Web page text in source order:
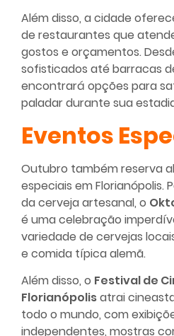
Além disso, a cidade
de restaurantes que
gostos e orçamentos.
sofisticados até barracas
encontrará opções para
paladar durante sua
Eventos
Outubro também reserva
especiais em Florianópolis.
da cerveja artesanal, o
é uma celebração
variedade de cervejas
e comida típica alemã.
Além disso, o Festival de
Florianópolisatrai
todo o mundo, com
independentes, mostras